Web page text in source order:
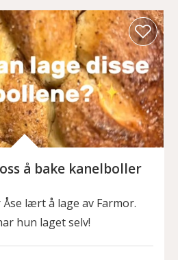
å bake kanelboller
lært å lage av Farmor.
hun laget selv!